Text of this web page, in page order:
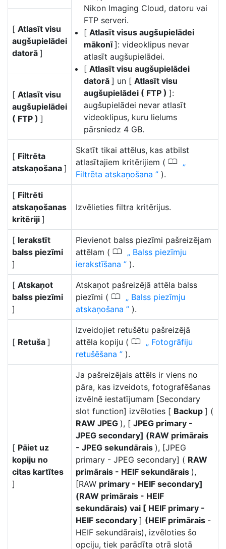
Nikon Imaging Cloud, datoru vai
FTP serveri.
[ Atlasīt visus augšupielādei
mākonī]: videoklipus nevar
atlasīt augšupielādei.
[ Atlasīt visu augšupielādei
datorā ] un [ Atlasīt visu
augšupielādei ( FTP ) ]:
augšupielādei nevar atlasīt
videoklipus, kuru lielums
pārsniedz 4 GB.
[ Atlasīt visu
augšupielādei
datorā ]
[ Atlasīt visu
augšupielādei
( FTP ) ]
[ Filtrēta
atskaņošana ]
Skatīt tikai attēlus, kas atbilst
atlasītajiem kritērijiem ( 0
Filtrēta atskaņošana ).
[ Filtrēti
atskaņošanas
kritēriji ]
Izvēlieties filtra kritērijus.
[ Ierakstīt
balss piezīmi
]
Pievienot balss piezīmi pašreizējam
attēlam ( 0
Balss piezīmju
ierakstīšana
).
[ Atskaņot
balss piezīmi
]
Atskaņot pašreizējā attēla balss
piezīmi ( 0
Balss piezīmju
atskaņošana
).
[ Retuša ]
Izveidojiet retušētu pašreizējā
attēla kopiju ( 0
Fotogrāfiju
retušēšana
).
[ Pāiet uz
kopiju no
citas kartītes
]
Ja pašreizējais attēls ir viens no
pāra, kas izveidots, fotografēšanas
izvēlnē iestatījumam [Secondary
slot function] izvēloties [ Backup ] (
RAW JPEG ), [ JPEG primary -
JPEG secondary] (RAW primārais
- JPEG sekundārais ), [JPEG
primary - JPEG secondary] ( RAW
primārais - HEIF sekundārais ),
[RAW primary - HEIF secondary]
(RAW primārais - HEIF
sekundārais) vai [ HEIF primary -
HEIF secondary ] (HEIF primārais -
HEIF sekundārais), izvēloties šo
opciju, tiek parādīta otrā slotā